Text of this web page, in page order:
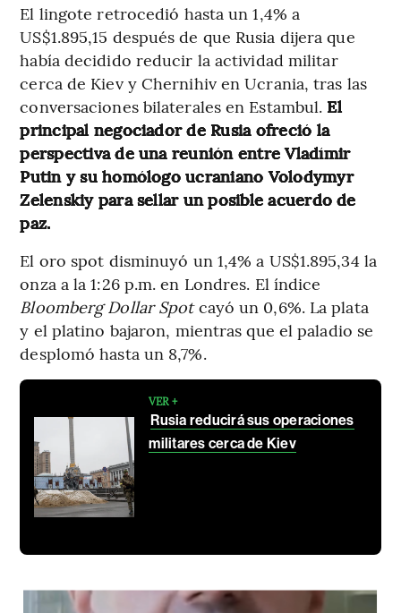
El lingote retrocedió hasta un 1,4% a
US$1.895,15 después de que Rusia dijera que
había decidido reducir la actividad militar
cerca de Kiev y Chernihiv en Ucrania, tras las
conversaciones bilaterales en Estambul. El
principal negociador de Rusia ofreció la
perspectiva de una reunión entre Vladímir
Putin y su homólogo ucraniano Volodymyr
Zelenskiy para sellar un posible acuerdo de
paz.
El oro spot disminuyó un 1,4% a US$1.895,34 la
onza a la 1:26 p.m. en Londres. El índice
Bloomberg Dollar Spotcayó un 0,6%. La plata
y el platino bajaron, mientras que el paladio se
desplomó hasta un 8,7%.
VER +
Rusia reducirá sus operaciones
militares cerca de Kiev